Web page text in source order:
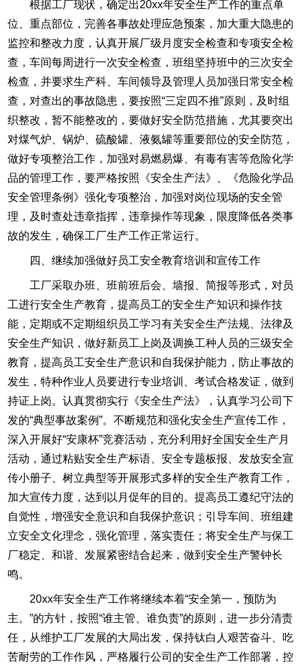
根据工厂现状，确定出20xx年安全生产工作的重点单
位、重点部位，完善各事故处理应急预案，加大重大隐患的
监控和整改力度，认真开展厂级月度安全检查和专项安全检
查，车间每周进行一次安全检查，班组坚持班中的三次安全
检查，并要求生产科、车间领导及管理人员加强日常安全检
查，对查出的事故隐患，要按照“三定四不推”原则，及时组
织整改，暂不能整改的，要做好安全防范措施，尤其要突出
对煤气炉、锅炉、硫酸罐、液氨罐等重要部位的安全防范，
做好专项整治工作，加强对易燃易爆、有毒有害等危险化学
品的管理工作，要严格按照《安全生产法》、《危险化学品
安全管理条例》强化专项整治，加强对岗位现场的安全管
理，及时查处违章指挥，违章操作等现象，限度降低各类事
故的发生，确保工厂生产工作正常运行。
四、继续加强做好员工安全教育培训和宣传工作
工厂采取办班、班前班后会、墙报、简报等形式，对员
工进行安全生产教育，提高员工的安全生产知识和操作技
能，定期或不定期组织员工学习有关安全生产法规、法律及
安全生产知识，做好新员工上岗及调换工种人员的三级安全
教育，提高员工安全生产意识和自我保护能力，防止事故的
发生，特种作业人员要进行专业培训、考试合格发证，做到
持证上岗。认真贯彻实行《安全生产法》，认真学习公司下
发的“典型事故案例”。不断规范和强化安全生产宣传工作，
深入开展好“安康杯”竞赛活动，充分利用好全国安全生产月
活动，通过粘贴安全生产标语、安全专题板报、发放安全宣
传小册子、树立典型等开展形式多样的安全生产教育工作，
加大宣传力度，达到以月促年的目的。提高员工遵纪守法的
自觉性，增强安全意识和自我保护意识；引导车间、班组建
立安全文化理念，强化管理，落实责任；将安全生产与保工
厂稳定、和谐、发展紧密结合起来，做到安全生产警钟长
鸣。
20xx年安全生产工作将继续本着“安全第一，预防为
主。”的方针，按照“谁主管、谁负责”的原则，进一步分清责
任，从维护工厂发展的大局出发，保持钛白人艰苦奋斗、吃
苦耐劳的工作作风，严格履行公司的安全生产工作部署，控